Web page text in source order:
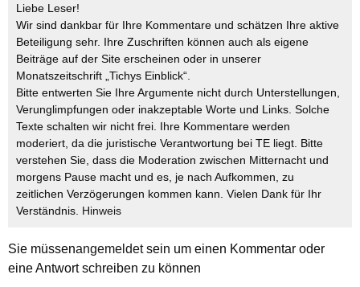
Liebe Leser!
Wir sind dankbar für Ihre Kommentare und schätzen Ihre aktive
Beteiligung sehr. Ihre Zuschriften können auch als eigene
Beiträge auf der Site erscheinen oder in unserer
Monatszeitschrift „Tichys Einblick“.
Bitte entwerten Sie Ihre Argumente nicht durch Unterstellungen,
Verunglimpfungen oder inakzeptable Worte und Links. Solche
Texte schalten wir nicht frei. Ihre Kommentare werden
moderiert, da die juristische Verantwortung bei TE liegt. Bitte
verstehen Sie, dass die Moderation zwischen Mitternacht und
morgens Pause macht und es, je nach Aufkommen, zu
zeitlichen Verzögerungen kommen kann. Vielen Dank für Ihr
Verständnis. Hinweis
Sie müssenangemeldetsein um einen Kommentar oder
eine Antwort schreiben zu können